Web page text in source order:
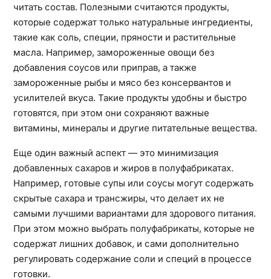
читать состав. Полезными считаются продукты,
которые содержат только натуральные ингредиенты,
такие как соль, специи, пряности и растительные
масла. Например, замороженные овощи без
добавления соусов или приправ, а также
замороженные рыбы и мясо без консервантов и
усилителей вкуса. Такие продукты удобны и быстро
готовятся, при этом они сохраняют важные
витамины, минералы и другие питательные вещества.
Еще один важный аспект — это минимизация
добавленных сахаров и жиров в полуфабрикатах.
Например, готовые супы или соусы могут содержать
скрытые сахара и трансжиры, что делает их не
самыми лучшими вариантами для здорового питания.
При этом можно выбрать полуфабрикаты, которые не
содержат лишних добавок, и сами дополнительно
регулировать содержание соли и специй в процессе
готовки.